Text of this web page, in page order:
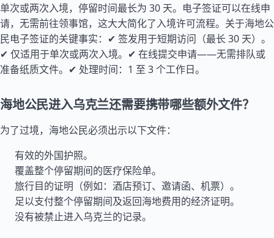
单次或两次入境，停留时间最长为 30 天。电子签证可以在线申
请，无需前往领事馆，这大大简化了入境许可流程。关于海地公
民电子签证的关键事实：✔ 签发用于短期访问（最长 30 天）。
✔ 仅适用于单次或两次入境。✔ 在线提交申请——无需排队或
准备纸质文件。✔ 处理时间：1 至 3 个工作日。
海地公民进入乌克兰还需要携带哪些额外文件？
为了过境，海地公民必须出示以下文件：
有效的外国护照。
覆盖整个停留期间的医疗保险单。
旅行目的证明（例如：酒店预订、邀请函、机票）。
足以支付整个停留期间及返回海地费用的经济证明。
没有被禁止进入乌克兰的记录。